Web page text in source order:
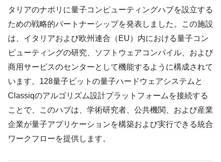
タリアのナポリに量子コンピューティングハブを設立する
ための戦略的パートナーシップを発表しました。この施設
は、イタリアおよび欧州連合（EU）内における量子コン
ピューティングの研究、ソフトウェアコンパイル、および
商用サービスのセンターとして機能するように構成されて
います。128量子ビットの量子ハードウェアシステムと
Classiqのアルゴリズム設計プラットフォームを接続する
ことで、このハブは、学術研究者、公共機関、および産業
企業が量子アプリケーションを構築および実行できる統合
ワークフローを提供します。